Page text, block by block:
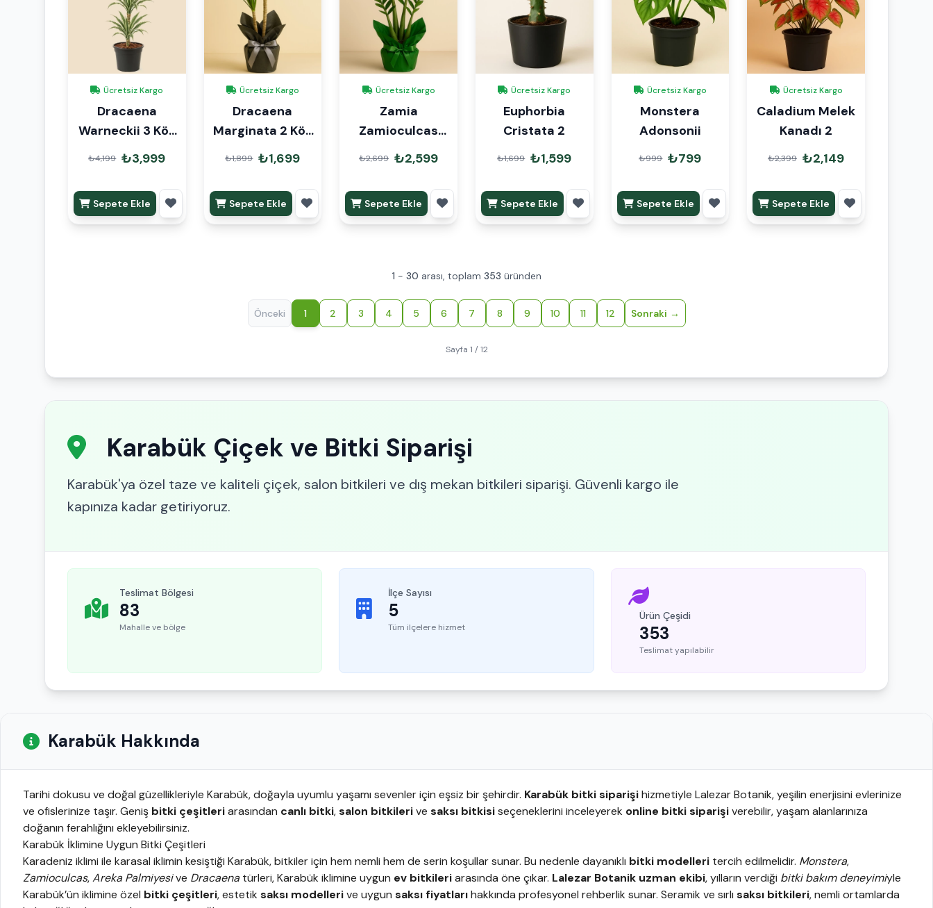
Ücretsiz Kargo
Dracaena
Warneckii 3 Kök
110cm
₺4,199 ₺3,999
Sepete Ekle
Ücretsiz Kargo
Dracaena
Marginata 2 Kök
90cm Hediye
Paketli
₺1,899 ₺1,699
Sepete Ekle
Ücretsiz Kargo
Zamia
Zamioculcas
90cm Hediye
Paketli
₺2,699 ₺2,599
Sepete Ekle
Ücretsiz Kargo
Euphorbia
Cristata 2
₺1,699 ₺1,599
Sepete Ekle
Ücretsiz Kargo
Monstera
Adonsonii
₺999 ₺799
Sepete Ekle
Ücretsiz Kargo
Caladium Melek
Kanadı 2
₺2,399 ₺2,149
Sepete Ekle
1 - 30 arası, toplam 353 üründen
Önceki 1 2 3 4 5 6 7 8 9 10 11 12 Sonraki
Sayfa 1 / 12
Karabük Çiçek ve Bitki Siparişi
Karabük'ya özel taze ve kaliteli çiçek, salon bitkileri ve dış mekan bitkileri siparişi. Güvenli kargo ile
kapınıza kadar getiriyoruz.
Teslimat Bölgesi
83
Mahalle ve bölge
İlçe Sayısı
5
Tüm ilçelere hizmet
Ürün Çeşidi
353
Teslimat yapılabilir
Karabük Hakkında
Tarihi dokusu ve doğal güzellikleriyle Karabük, doğayla uyumlu yaşamı sevenler için eşsiz bir şehirdir. Karabük bitki siparişihizmetiyle Lalezar Botanik, yeşilin enerjisini evlerinize
ve ofislerinize taşır. Geniş bitki çeşitleriarasından canlı bitki,salon bitkilerive saksı bitkisiseçeneklerini inceleyerek online bitki siparişiverebilir, yaşam alanlarınıza
doğanın ferahlığını ekleyebilirsiniz.
Karabük İklimine Uygun Bitki Çeşitleri
Karadeniz iklimi ile karasal iklimin kesiştiği Karabük, bitkiler için hem nemli hem de serin koşullar sunar. Bu nedenle dayanıklı bitki modelleri tercih edilmelidir. Monstera,
Zamioculcas,Areka Palmiyesive Dracaena türleri, Karabük iklimine uygun ev bitkileriarasında öne çıkar. Lalezar Botanik uzman ekibi, yılların verdiği bitki bakım deneyimiyle
Karabük’ün iklimine özel bitki çeşitleri, estetik saksı modellerive uygun saksı fiyatlarıhakkında profesyonel rehberlik sunar. Seramik ve sırlı saksı bitkileri, nemli ortamlarda